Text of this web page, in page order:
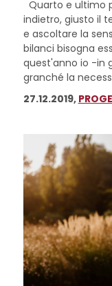
Quarto e ultimo
indietro, giusto il
e ascoltare la
bilanci bisogna
quest'anno io -in
granché la
27.12.2019,